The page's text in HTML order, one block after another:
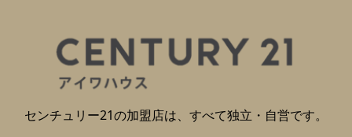
センチュリー21の加盟店は、すべて独立・自営です。